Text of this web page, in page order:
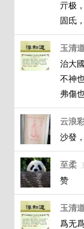
亓极
固氐
玉清
治大
不神
弗傷
云浪
沙發
至柔
赞
玉清
爲无